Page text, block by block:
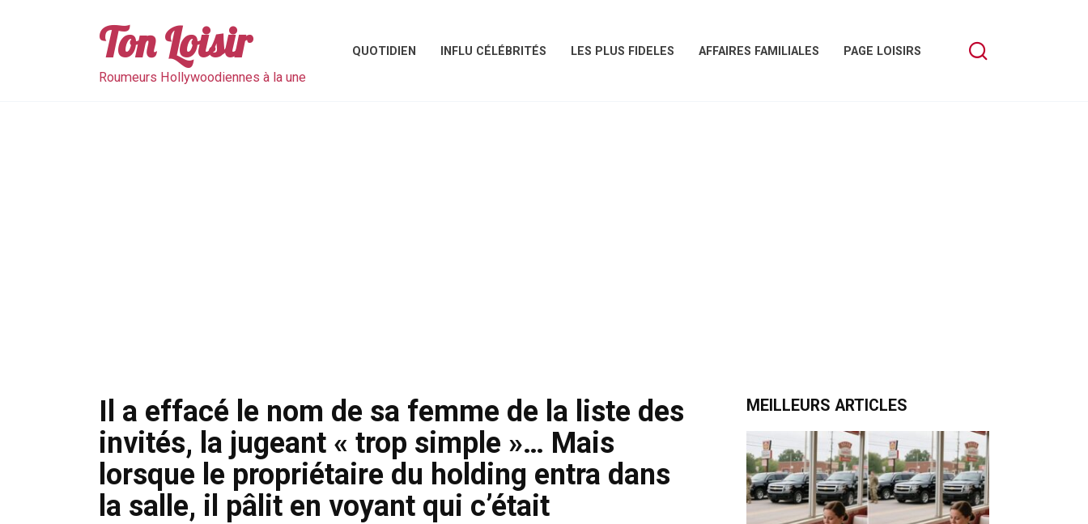
Ton Loisir
Roumeurs Hollywoodiennes à la une
QUOTIDIEN INFLU CÉLÉBRITÉS LES PLUS FIDELES AFFAIRES FAMILIALES PAGE LOISIRS
Il a effacé le nom de sa femme de la liste des
invités, la jugeant « trop simple »… Mais
lorsque le propriétaire du holding entra dans
la salle, il pâlit en voyant qui c’était
MEILLEURS ARTICLES